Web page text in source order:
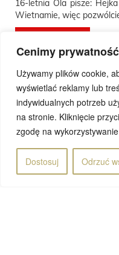
Cenimy
Używamy plików cookie,
wyświetlać reklamy lub
indywidualnych potrzeb
na stronie. Kliknięcie
zgodę na
Dostosuj Odrzuć
16-letnia Ola pisze:
Wietnamie, więc
Rafał
15 maja 2025